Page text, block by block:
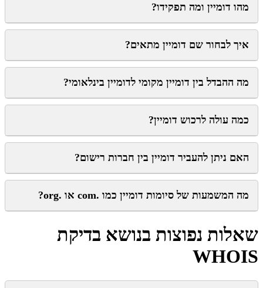
מהו דומיין ומה תפקידו?
איך לבחור שם דומיין מתאים?
מה ההבדל בין דומיין מקומי לדומיין בינלאומי?
כמה עולה לרכוש דומיין?
האם ניתן להעביר דומיין בין חברות רישום?
מה המשמעות של סיומות דומיין כמו .com או .org?
שאלות נפוצות בנושא בדיקת
WHOIS